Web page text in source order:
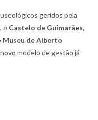
geridos pela
o Castelo de Guimarães,
Museu de Alberto
novo modelo de gestão já